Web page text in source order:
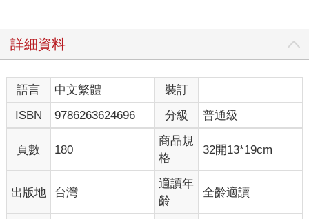
詳細資料
語言 中文繁體
裝訂
ISBN
9786263624696 分級 普通級
頁數 180
商品規
格
32開13*19cm
出版地 台灣
適讀年
齡
全齡適讀